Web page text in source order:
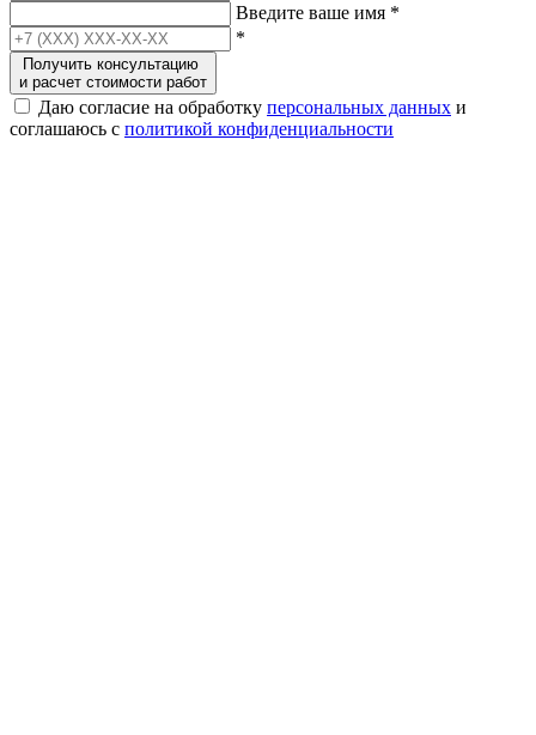
Введите ваше имя *
*
Получить консультацию
и расчет стоимости работ
Даю согласие на обработку персональных данных и
соглашаюсь с политикой конфиденциальности